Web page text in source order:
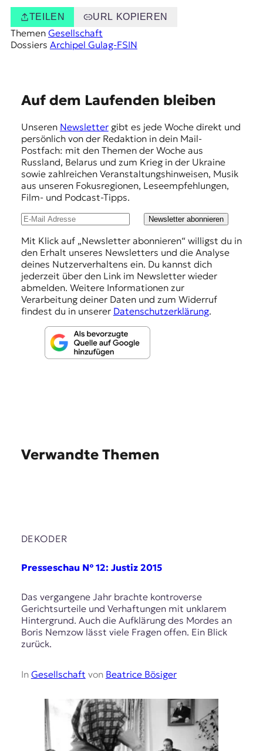
TEILEN URL KOPIEREN
Themen Gesellschaft
Dossiers Archipel Gulag-FSIN
Auf dem Laufenden bleiben
Unseren Newslettergibt es jede Woche direkt und
persönlich von der Redaktion in dein Mail-
Postfach: mit den Themen der Woche aus
Russland, Belarus und zum Krieg in der Ukraine
sowie zahlreichen Veranstaltungshinweisen, Musik
aus unseren Fokusregionen, Leseempfehlungen,
Film- und Podcast-Tipps.
Newsletter abonnieren
Mit Klick auf „Newsletter abonnieren“ willigst du in
den Erhalt unseres Newsletters und die Analyse
deines Nutzerverhaltens ein. Du kannst dich
jederzeit über den Link im Newsletter wieder
abmelden. Weitere Informationen zur
Verarbeitung deiner Daten und zum Widerruf
findest du in unserer Datenschutzerklärung.
Verwandte Themen
DEKODER
Presseschau № 12: Justiz 2015
Das vergangene Jahr brachte kontroverse
Gerichtsurteile und Verhaftungen mit unklarem
Hintergrund. Auch die Aufklärung des Mordes an
Boris Nemzow lässt viele Fragen offen. Ein Blick
zurück.
In Gesellschaft von Beatrice Bösiger